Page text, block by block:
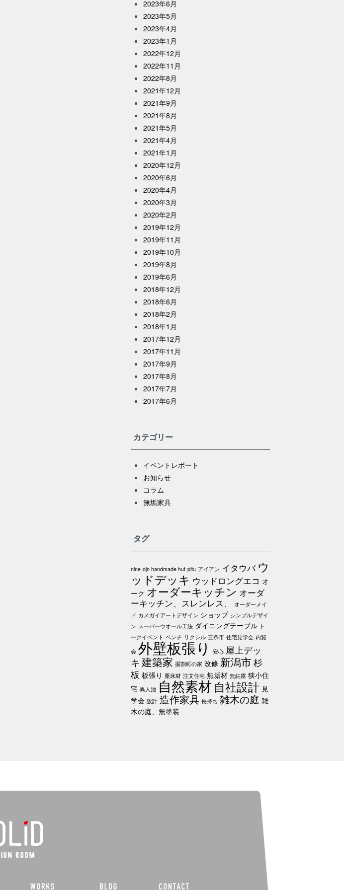
2023年6月
2023年5月
2023年4月
2023年1月
2022年12月
2022年11月
2022年8月
2021年12月
2021年9月
2021年8月
2021年5月
2021年4月
2021年1月
2020年12月
2020年6月
2020年4月
2020年3月
2020年2月
2019年12月
2019年11月
2019年10月
2019年8月
2019年6月
2018年12月
2018年6月
2018年2月
2018年1月
2017年12月
2017年11月
2017年9月
2017年8月
2017年7月
2017年6月
カテゴリー
イベントレポート
お知らせ
コラム
無垢家具
タグ
nine ojn handmade hut pitu アイアン イタウバ ウ
ッドデッキ ウッドロングエコ オ
ーク オーダーキッチン オーダ
ーキッチン、スレンレス、
オーダーメイ
ド カメガイアートデザイン ショップ シンプルデザイ
ン スーパーウオール工法 ダイニングテーブル ト
ークイベント ベンチ リクシル 三条市 住宅見学会 内覧
会 外壁板張り 安心 屋上デッ
キ 建築家 掘割町の家 改修 新潟市杉
板 板張り 栗床材 注文住宅 無垢材 無結露 狭小住
宅 異人池 自然素材 自社設計 見
学会 設計 造作家具 長持ち 雑木の庭 雑
木の庭、無塗装